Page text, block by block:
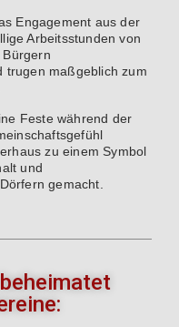
Engagement aus der
Arbeitsstunden von
trugen maßgeblich zum
Feste während der
zu einem Symbol
und
gemacht.